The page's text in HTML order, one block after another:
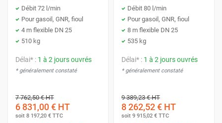
Débit 72 l/min
Pour gasoil, GNR, fioul
4 m flexible DN 25
510 kg
Délai* : 1 à 2 jours ouvrés
* généralement constaté
7 762,50 €HT
6 831,00 € HT
soit 8 197,20 € TTC
Débit 80 l/min
Pour gasoil, GNR, fioul
8 m flexible DN 25
535 kg
Délai* : 1 à 2 jours ouvrés
* généralement constaté
9 389,23 €HT
8 262,52 € HT
soit 9 915,02 € TTC